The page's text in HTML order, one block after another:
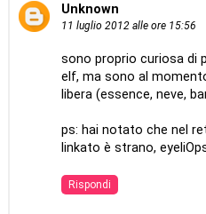
Unknown
11 luglio 2012 alle ore 15:56
sono proprio curiosa di
elf, ma sono al
libera (essence, neve,
ps: hai notato che nel
linkato è strano,
Rispondi